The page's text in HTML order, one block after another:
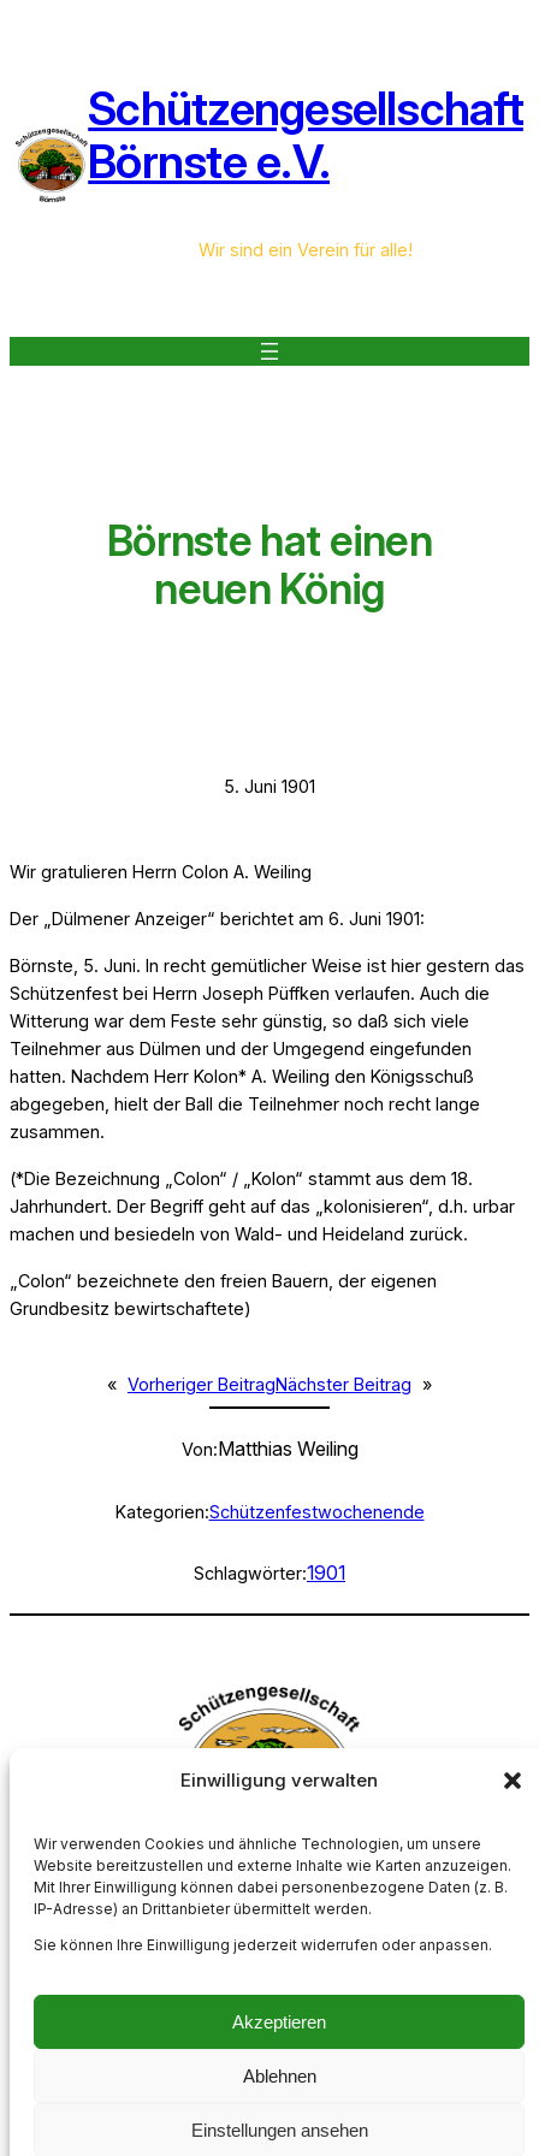
Einwilligung verwalten
Wir verwenden Cookies und ähnliche Technologien, um unsere
Website bereitzustellen und externe Inhalte wie Karten anzuzeigen.
Mit Ihrer Einwilligung können dabei personenbezogene Daten (z. B.
IP-Adresse) an Drittanbieter übermittelt werden.
Sie können Ihre Einwilligung jederzeit widerrufen oder anpassen.
Akzeptieren
Ablehnen
Einstellungen ansehen
Schützengesellschaft
Börnste e.V.
Wir sind ein Verein für alle!
Börnste hat einen
neuen König
5. Juni 1901
Wir gratulieren Herrn Colon A. Weiling
Der „Dülmener Anzeiger“ berichtet am 6. Juni 1901:
Börnste, 5. Juni. In recht gemütlicher Weise ist hier gestern das
Schützenfest bei Herrn Joseph Püffken verlaufen. Auch die
Witterung war dem Feste sehr günstig, so daß sich viele
Teilnehmer aus Dülmen und der Umgegend eingefunden
hatten. Nachdem Herr Kolon* A. Weiling den Königsschuß
abgegeben, hielt der Ball die Teilnehmer noch recht lange
zusammen.
(*Die Bezeichnung „Colon“ / „Kolon“ stammt aus dem 18.
Jahrhundert. Der Begriff geht auf das „kolonisieren“, d.h. urbar
machen und besiedeln von Wald- und Heideland zurück.
„Colon“ bezeichnete den freien Bauern, der eigenen
Grundbesitz bewirtschaftete)
« Vorheriger BeitragNächster Beitrag »
Von:Matthias Weiling
Kategorien:Schützenfestwochenende
Schlagwörter:1901
Schützengesellschaft Börnste e.V.
Datenschutzerklärung